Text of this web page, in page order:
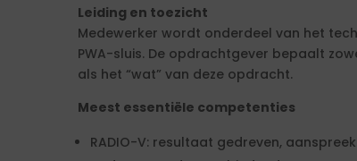
Leiding en toezicht
Medewerker wordt onderdeel van het
PWA-sluis. De opdrachtgever bepaalt
als het “wat” van deze opdracht.
Meest essentiële competenties
RADIO-V: resultaat gedreven,